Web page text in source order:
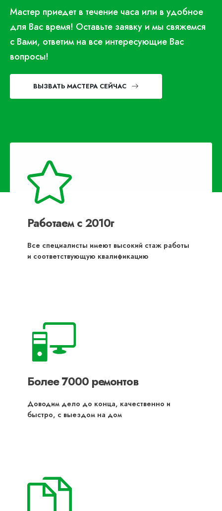
Мастер приедет в течение часа или в удобное
для Вас время! Оставьте заявку и мы свяжемся
с Вами, ответим на все интересующие Вас
вопросы!
ВЫЗВАТЬ МАСТЕРА СЕЙЧАС
Работаем с 2010г
Все специалисты имеют высокий стаж работы
и соответствующую квалификацию
Более 7000 ремонтов
Доводим дело до конца, качественно и
быстро, с выездом на дом